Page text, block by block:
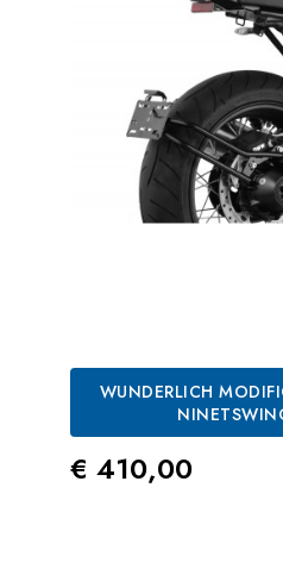
WUNDERLICH
Prezzo
€ 410,00